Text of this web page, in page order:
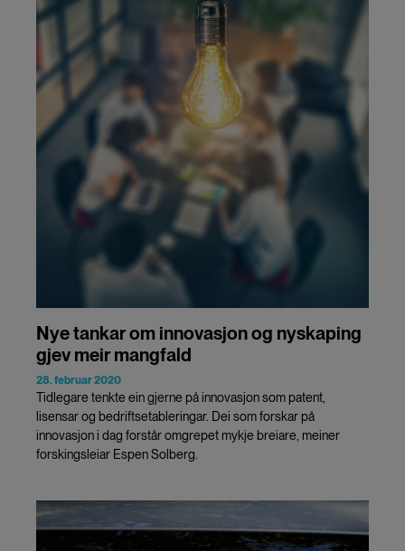
Nye tankar om innovasjon og nyskaping
gjev meir mangfald
28. februar 2020
Tidlegare tenkte ein gjerne på innovasjon som patent,
lisensar og bedriftsetableringar. Dei som forskar på
innovasjon i dag forstår omgrepet mykje breiare, meiner
forskingsleiar Espen Solberg.